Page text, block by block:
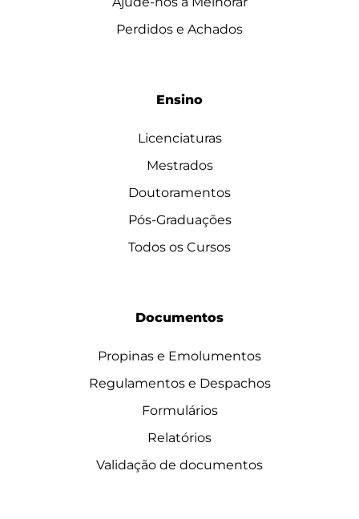
Perdidos e Achados
Ensino
Licenciaturas
Mestrados
Doutoramentos
Pós-Graduações
Todos os Cursos
Documentos
Propinas e Emolumentos
Regulamentos e Despachos
Formulários
Relatórios
Validação de documentos